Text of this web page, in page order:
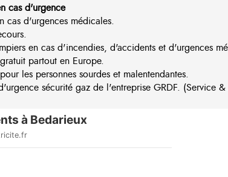
cas d'urgence
cas d'urgences médicales.
en cas d'incendies, d'accidents et d'urgences
partout en Europe.
les personnes sourdes et malentendantes.
sécurité gaz de l'entreprise GRDF. (Service
à Bedarieux